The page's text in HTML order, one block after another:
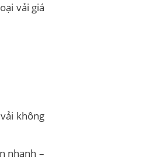
vải giá
không
nhanh –